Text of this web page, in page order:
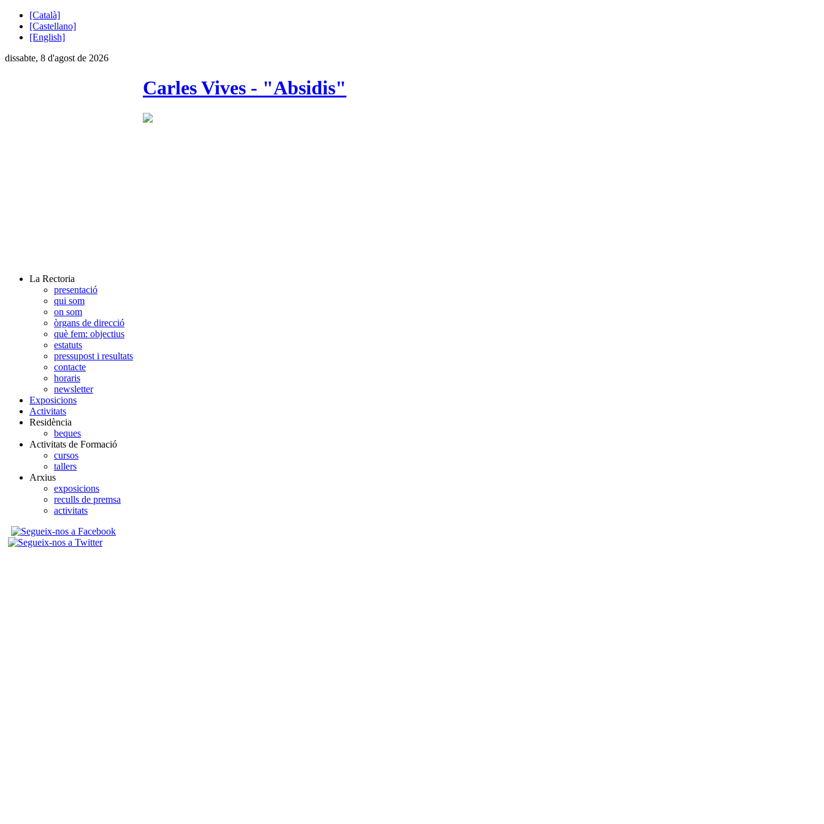
[Català]
[Castellano]
[English]
dissabte, 8 d'agost de 2026
Carles Vives - "Absidis"
La Rectoria
presentació
qui som
on som
òrgans de direcció
què fem: objectius
estatuts
pressupost i resultats
contacte
horaris
newsletter
Exposicions
Activitats
Residència
beques
Activitats de Formació
cursos
tallers
Arxius
exposicions
reculls de premsa
activitats